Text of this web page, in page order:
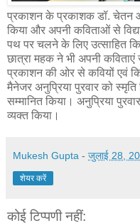
प्रकाशन के प्रकाशक डॉ.
किया और अपनी कविताओं से
पथ पर चलने के लिए उत्साहित
छात्रा महक ने भी अपनी
प्रकाशन की ओर से कवियों एवं
मैनेजर अनुप्रिया पुरवार को
सम्मानित किया। अनुप्रिया
व्यक्त किया।
Mukesh Gupta - जुलाई 28,
शेयर करें
कोई टिप्पणी नहीं: